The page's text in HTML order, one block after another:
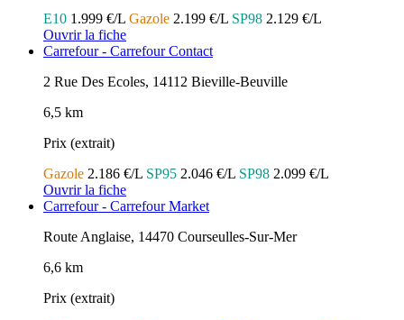
E10 1.999 €/L Gazole 2.199 €/L SP98 2.129 €/L
Ouvrir la fiche
Carrefour - Carrefour Contact
2 Rue Des Ecoles, 14112 Bieville-Beuville
6,5 km
Prix (extrait)
Gazole 2.186 €/L SP95 2.046 €/L SP98 2.099 €/L
Ouvrir la fiche
Carrefour - Carrefour Market
Route Anglaise, 14470 Courseulles-Sur-Mer
6,6 km
Prix (extrait)